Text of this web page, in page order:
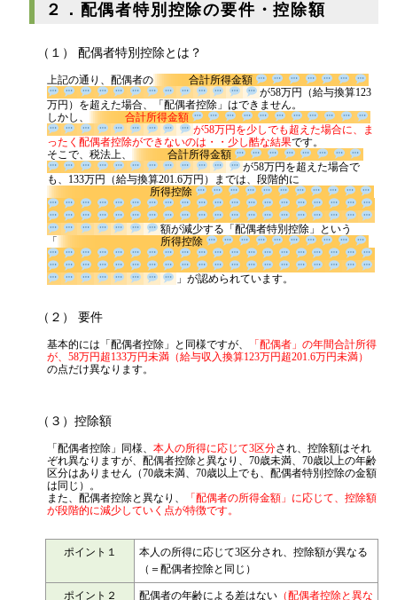
２．配偶者特別控除の要件・控除額
上記の通り、配偶者の
合計所得金額
が58万円（給与換算
123万円）を超えた場合、「配偶者控除」はできません。
しかし、
合計所得金額
が58万円を少しでも超えた場合
に、まったく配偶者控除ができないのは・・少し酷な結果です。
そこで、税法上、
合計所得金額
が58万円を超えた場合で
も、133万円（給与換算201.6万円）までは、段階的に
所得控除
額が減少する「配偶者特別控除」という
「
所得控除
基本的には「配偶者控除」と同様ですが、「配偶者」の年間合計所得
が、58万円超133万円未満（給与収入換算123万円超201.6万円未満）
「配偶者控除」同様、本人の所得に応じて3区分され、控除額はそれ
ぞれ異なりますが、配偶者控除と異なり、70歳未満、70歳以上の年齢
区分はありません（70歳未満、70歳以上でも、配偶者特別控除の金額
は同じ）。
また、配偶者控除と異なり、「配偶者の所得金額」に応じて、控除額
本人の所得に応じて3区分され、控除額が異なる
（＝配偶者控除と同じ）